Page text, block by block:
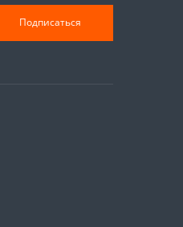
Подписаться